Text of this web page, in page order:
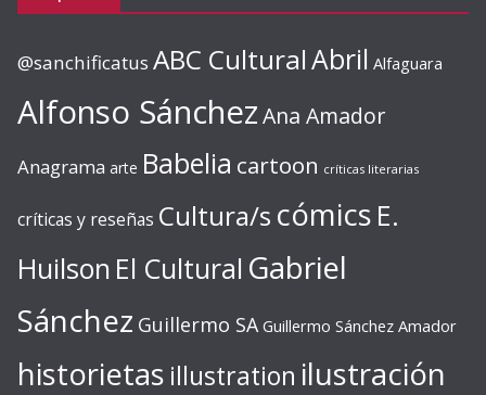
@sanchificatus ABC CulturalAbril Alfaguara
Alfonso SánchezAna Amador
Anagrama arte Babelia cartoon críticas literarias
críticas y reseñas Cultura/s cómics E.
Huilson El Cultural Gabriel
Sánchez Guillermo SA Guillermo Sánchez Amador
historietas illustration ilustración